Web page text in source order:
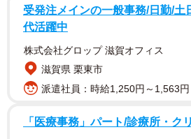
受発注メインの一般事務/日勤/土
代活躍中
株式会社グロップ 滋賀オフィス
滋賀県 栗東市
派遣社員：時給1,250円～1,563円
「医療事務」パート/診療所・ク